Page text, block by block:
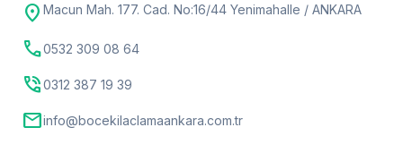
location_on Macun Mah. 177. Cad. No:16/44 Yenimahalle / ANKARA
call0532 309 08 64
phone_in_talk0312 387 19 39
mailinfo@bocekilaclamaankara.com.tr